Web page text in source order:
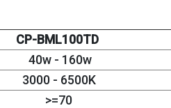
CP-BML100TD
40w - 160w
3000 - 6500K
>=70